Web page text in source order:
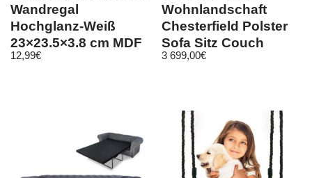
Wandregal
Hochglanz-Weiß
23×23,5×3,8 cm MDF
12,99€
Wohnlandschaft
Chesterfield Polster
Sofa Sitz Couch
Garnitur Neu
3 699,00€